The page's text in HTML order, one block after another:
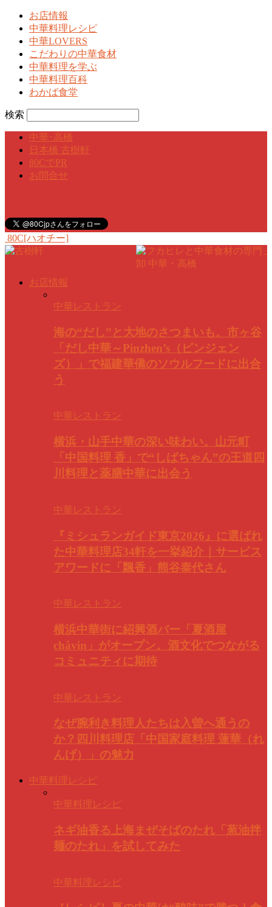
お店情報
中華料理レシピ
中華LOVERS
こだわりの中華食材
中華料理を学ぶ
中華料理百科
わかば食堂
検索
中華･高橋
日本橋 古樹軒
80CでPR
お問合せ
80C[ハオチー]
お店情報
中華レストラン
海の“だし”と大地のさつまいも。市ヶ谷
「だし中華～Pinzhen’s（ピンジェン
ズ）」で福建華僑のソウルフードに出合
う
中華レストラン
横浜・山手中華の深い味わい。山元町
「中国料理 香」で“しばちゃん”の王道四
川料理と薬膳中華に出会う
中華レストラン
『ミシュランガイド東京2026』に選ばれ
た中華料理店34軒を一挙紹介｜サービス
アワードに「飄香」熊谷泰代さん
中華レストラン
横浜中華街に紹興酒バー「夏酒屋
châvin」がオープン。酒文化でつながる
コミュニティに期待
中華レストラン
なぜ腕利き料理人たちは入曽へ通うの
か？四川料理店「中国家庭料理 蓮華（れ
んげ）」の魅力
中華料理レシピ
中華料理レシピ
ネギ油香る上海まぜそばのたれ「葱油拌
麺のたれ」を試してみた
中華料理レシピ